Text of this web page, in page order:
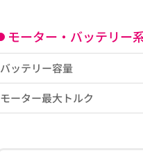
モーター・バッテリー
バッテリー容量
モーター最大トルク